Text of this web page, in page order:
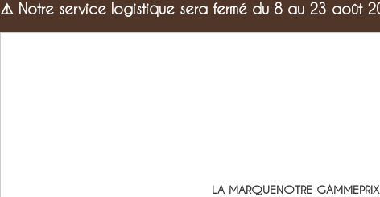
LA MARQUENOTRE GAMME
⚠️ Notre service logistique sera fermé du 8 au 23 août